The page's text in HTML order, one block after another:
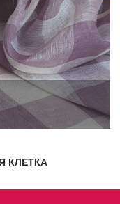
КЛЕТКА